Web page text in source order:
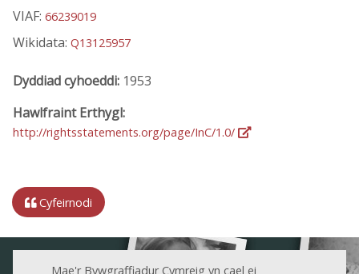
VIAF: 66239019
Wikidata: Q13125957
Dyddiad cyhoeddi: 1953
Hawlfraint Erthygl:
http://rightsstatements.org/page/InC/1.0/
Cyfeirnodi
Mae'r Bywgraffiadur Cymreig yn cael ei